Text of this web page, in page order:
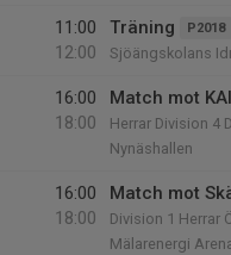
11:00
12:00
Träning P2018
Sjöängskolans
16:00
18:00
Match mot
Herrar Division 4
Nynäshallen
16:00
18:00
Match mot
Division 1 Herrar
Mälarenergi